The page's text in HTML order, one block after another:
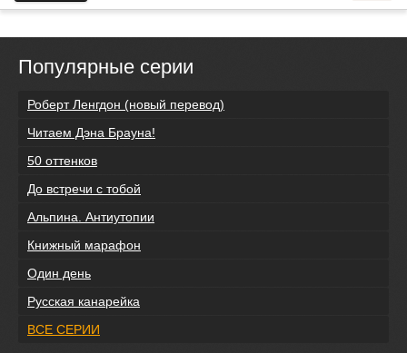
Популярные серии
Роберт Ленгдон (новый перевод)
Читаем Дэна Брауна!
50 оттенков
До встречи с тобой
Альпина. Антиутопии
Книжный марафон
Один день
Русская канарейка
ВСЕ СЕРИИ